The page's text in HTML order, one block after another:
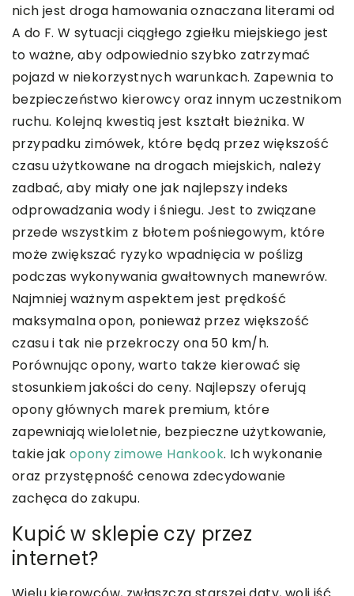
nich jest droga hamowania oznaczana literami od
A do F. W sytuacji ciągłego zgiełku miejskiego jest
to ważne, aby odpowiednio szybko zatrzymać
pojazd w niekorzystnych warunkach. Zapewnia to
bezpieczeństwo kierowcy oraz innym uczestnikom
ruchu. Kolejną kwestią jest kształt bieżnika. W
przypadku zimówek, które będą przez większość
czasu użytkowane na drogach miejskich, należy
zadbać, aby miały one jak najlepszy indeks
odprowadzania wody i śniegu. Jest to związane
przede wszystkim z błotem pośniegowym, które
może zwiększać ryzyko wpadnięcia w poślizg
podczas wykonywania gwałtownych manewrów.
Najmniej ważnym aspektem jest prędkość
maksymalna opon, ponieważ przez większość
czasu i tak nie przekroczy ona 50 km/h.
Porównując opony, warto także kierować się
stosunkiem jakości do ceny. Najlepszy oferują
opony głównych marek premium, które
zapewniają wieloletnie, bezpieczne użytkowanie,
takie jakopony zimowe Hankook. Ich wykonanie
oraz przystępność cenowa zdecydowanie
zachęca do zakupu.
Kupić w sklepie czy przez
internet?